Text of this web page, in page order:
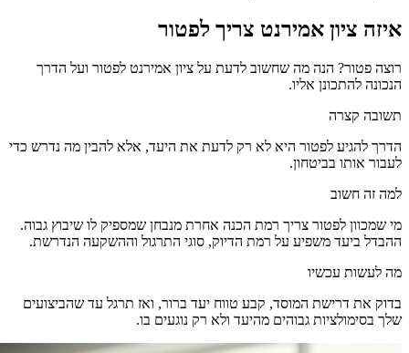
איזה ציון אמירנט צריך לפטור
רוצה פטור? הנה מה שחשוב לדעת על ציון אמירנט לפטור ועל הדרך
הנכונה להתכונן אליו.
תשובה קצרה
הדרך להגיע לפטור היא לא רק לדעת את היעד, אלא להבין מה נדרש כדי
לעבור אותו בביטחון.
למה זה חשוב
מי שמכוון לפטור צריך רמת הכנה אחרת מנבחן שמספיק לו שיבוץ גבוה.
ההבדל ביעד משפיע על רמת הדיוק, סוגי התרגול וההשקעה הנדרשת.
מה לעשות עכשיו
בדוק את דרישת המוסד, קבע טווח יעד ברור, ואז תרגל עד שהביצועים
שלך בסימולציות גבוהים מהיעד ולא רק נוגעים בו.